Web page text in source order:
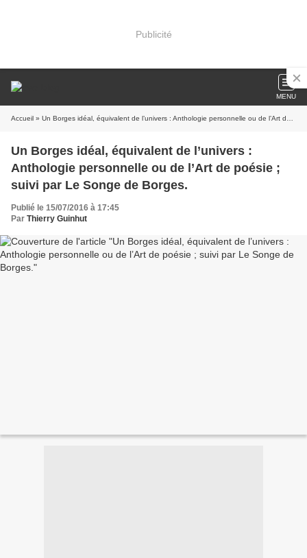
Publicité
MENU
Accueil » Un Borges idéal, équivalent de l’univers : Anthologie personnelle ou de l’Art de poésie ; suivi par Le Songe de Borges.
Un Borges idéal, équivalent de l’univers :
Anthologie personnelle ou de l’Art de poésie ;
suivi par Le Songe de Borges.
Publié le 15/07/2016 à 17:45
Par Thierry Guinhut